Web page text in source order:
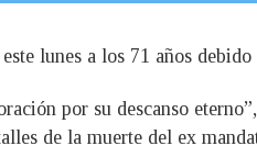
lunes a los 71 años debido
por su descanso
de la muerte del ex